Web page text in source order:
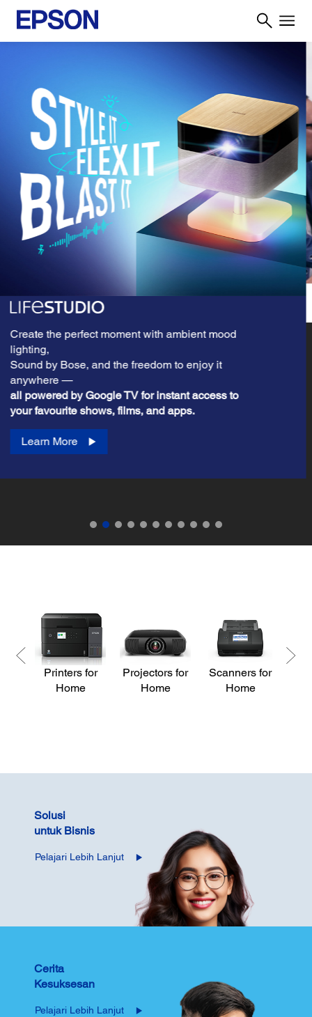
Learn More
Printers for
Home
Projectors for
Home
Scanners for
Home
Solusi
untuk Bisnis
Pelajari Lebih Lanjut
Cerita
Kesuksesan
Pelajari Lebih Lanjut